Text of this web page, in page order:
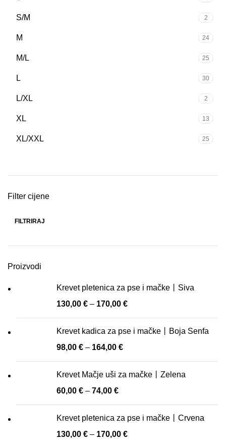
S/M 2
M 24
M/L 25
L 30
L/XL 2
XL 13
XL/XXL 25
Filter cijene
FILTRIRAJ
Proizvodi
Krevet pletenica za pse i mačke丨Siva
130,00 € – 170,00 €
Krevet kadica za pse i mačke丨Boja Senfa
98,00 € – 164,00 €
Krevet Mačje uši za mačke丨Zelena
60,00 € – 74,00 €
Krevet pletenica za pse i mačke丨Crvena
130,00 € – 170,00 €